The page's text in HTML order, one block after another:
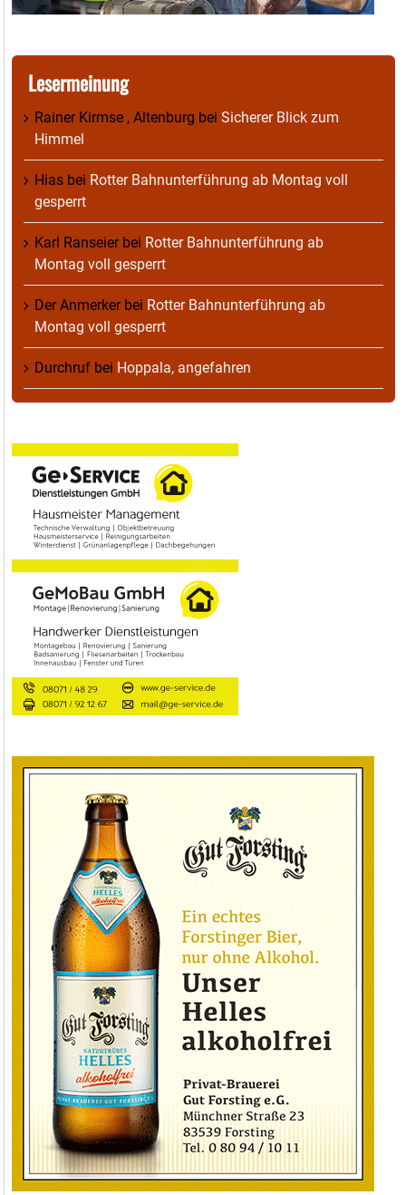
Lesermeinung
Rainer Kirmse , Altenburg bei Sicherer Blick zum
Himmel
Hias bei Rotter Bahnunterführung ab Montag voll
gesperrt
Karl Ranseierbei Rotter Bahnunterführung ab
Montag voll gesperrt
Der Anmerkerbei Rotter Bahnunterführung ab
Montag voll gesperrt
Durchruf bei Hoppala, angefahren